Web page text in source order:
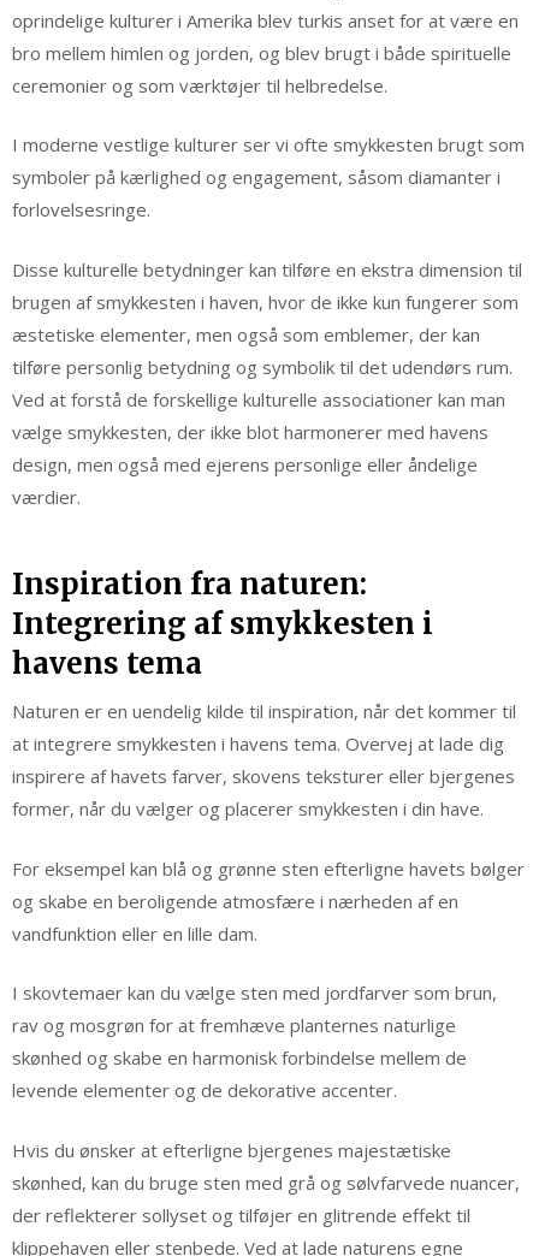
oprindelige kulturer i Amerika blev turkis anset for at være en
bro mellem himlen og jorden, og blev brugt i både spirituelle
ceremonier og som værktøjer til helbredelse.
I moderne vestlige kulturer ser vi ofte smykkesten brugt som
symboler på kærlighed og engagement, såsom diamanter i
forlovelsesringe.
Disse kulturelle betydninger kan tilføre en ekstra dimension til
brugen af smykkesten i haven, hvor de ikke kun fungerer som
æstetiske elementer, men også som emblemer, der kan
tilføre personlig betydning og symbolik til det udendørs rum.
Ved at forstå de forskellige kulturelle associationer kan man
vælge smykkesten, der ikke blot harmonerer med havens
design, men også med ejerens personlige eller åndelige
værdier.
Inspiration fra naturen:
Integrering af smykkesten i
havens tema
Naturen er en uendelig kilde til inspiration, når det kommer til
at integrere smykkesten i havens tema. Overvej at lade dig
inspirere af havets farver, skovens teksturer eller bjergenes
former, når du vælger og placerer smykkesten i din have.
For eksempel kan blå og grønne sten efterligne havets bølger
og skabe en beroligende atmosfære i nærheden af en
vandfunktion eller en lille dam.
I skovtemaer kan du vælge sten med jordfarver som brun,
rav og mosgrøn for at fremhæve planternes naturlige
skønhed og skabe en harmonisk forbindelse mellem de
levende elementer og de dekorative accenter.
Hvis du ønsker at efterligne bjergenes majestætiske
skønhed, kan du bruge sten med grå og sølvfarvede nuancer,
der reflekterer sollyset og tilføjer en glitrende effekt til
klippehaven eller stenbede. Ved at lade naturens egne